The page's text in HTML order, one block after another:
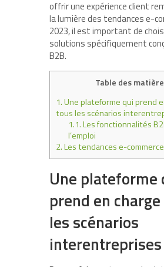
offrir une expérience client
la lumière des tendances e-
2023, il est important de
solutions spécifiquement
B2B.
Table des
1.Une plateforme qui prend
tous les scénarios
1.1.Les fonctionnalités
l’emploi
2.Les tendances e-
Une plateforme
prend en
les scénarios
interentreprises